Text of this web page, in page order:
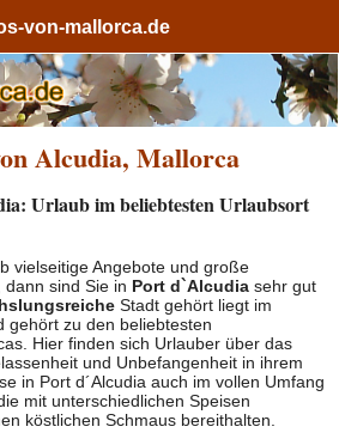
von-mallorca.de
Alcudia, Mallorca
Urlaub im beliebtesten Urlaubsort
vielseitige Angebote und große
sind Sie in Port d`Alcudia sehr gut
Stadt gehört liegt im
gehört zu den beliebtesten
Hier finden sich Urlauber über das
und Unbefangenheit in ihrem
in Port d´Alcudia auch im vollen Umfang
mit unterschiedlichen Speisen
köstlichen Schmaus bereithalten.